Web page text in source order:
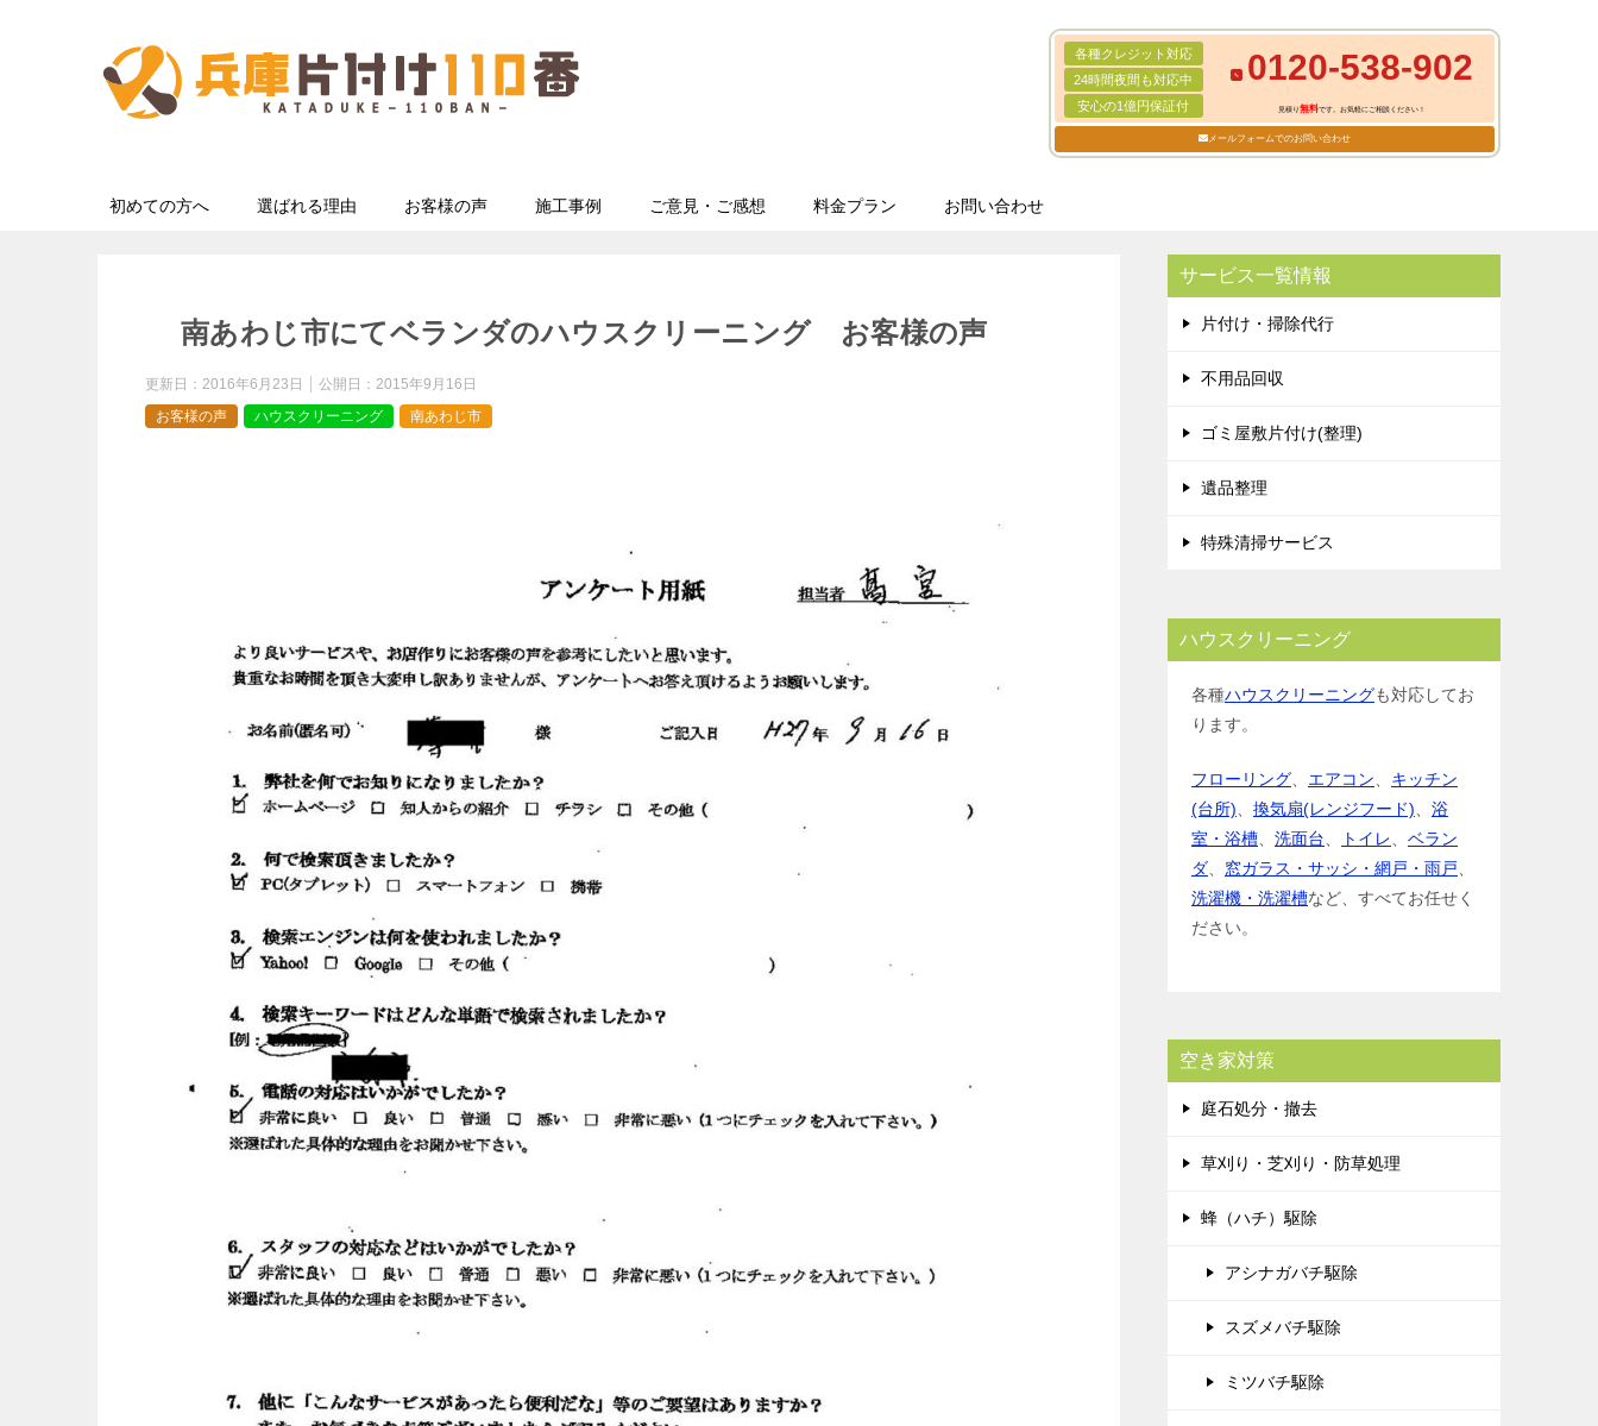
各種クレジット対応
24時間夜間も対応中
安心の1億円保証付
0120-538-902
見積り無料です。お気軽にご相談ください！
メールフォームでのお問い合わせ
初めての方へ 選ばれる理由 お客様の声 施工事例 ご意見・ご感想 料金プラン お問い合わせ
南あわじ市にてベランダのハウスクリーニング お客様の声
更新日： 2016年6月23日 公開日： 2015年9月16日
お客様の声
ハウスクリーニング 南あわじ市
サービス一覧情報
片付け・掃除代行
不用品回収
ゴミ屋敷片付け(整理)
遺品整理
特殊清掃サービス
ハウスクリーニング
各種ハウスクリーニングも対応してお
ります。
フローリング エアコン
キッチン
(台所)
換気扇(レンジフード)
浴
室・浴槽
洗面台 トイレ
ベラン
ダ
窓ガラス・サッシ・網戸・雨戸
洗濯機・洗濯槽など、すべてお任せく
ださい。
空き家対策
庭石処分・撤去
草刈り・芝刈り・防草処理
蜂（ハチ）駆除
アシナガバチ駆除
スズメバチ駆除
ミツバチ駆除